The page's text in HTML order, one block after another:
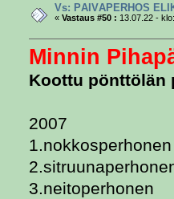
Vs: PÄIVÄPERHOS
«Vastaus #50 : 13.07.22 -
Minnin
Koottu pönttölän
2007
1.nokkosperhonen
3.neitoperhonen